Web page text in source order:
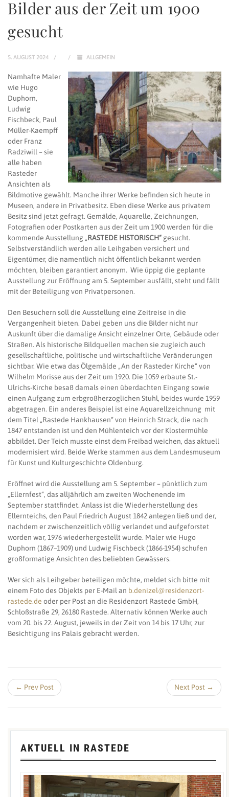
Bilder aus der Zeit um 1900
gesucht
5. AUGUST 2024 ALLGEMEIN
Namhafte Maler
wie Hugo
Duphorn,
Ludwig
Fischbeck, Paul
Müller-Kaempff
oder Franz
Radziwill ­– sie
alle haben
Rasteder
Ansichten als
Bildmotive gewählt. Manche ihrer Werke befinden sich heute in
Museen, andere in Privatbesitz. Eben diese Werke aus privatem
Besitz sind jetzt gefragt. Gemälde, Aquarelle, Zeichnungen,
Fotografien oder Postkarten aus der Zeit um 1900 werden für die
kommende Ausstellung „RASTEDE HISTORISCH“ gesucht.
Selbstverständlich werden alle Leihgaben versichert und
Eigentümer, die namentlich nicht öffentlich bekannt werden
möchten, bleiben garantiert anonym. Wie üppig die geplante
Ausstellung zur Eröffnung am 5. September ausfällt, steht und fällt
mit der Beteiligung von Privatpersonen.
Den Besuchern soll die Ausstellung eine Zeitreise in die
Vergangenheit bieten. Dabei geben uns die Bilder nicht nur
Auskunft über die damalige Ansicht einzelner Orte, Gebäude oder
Straßen. Als historische Bildquellen machen sie zugleich auch
gesellschaftliche, politische und wirtschaftliche Veränderungen
sichtbar. Wie etwa das Ölgemälde „An der Rasteder Kirche“ von
Wilhelm Morisse aus der Zeit um 1920. Die 1059 erbaute St.-
Ulrichs-Kirche besaß damals einen überdachten Eingang sowie
einen Aufgang zum erbgroßherzoglichen Stuhl, beides wurde 1959
abgetragen. Ein anderes Beispiel ist eine Aquarellzeichnung mit
dem Titel „Rastede Hankhausen“ von Heinrich Strack, die nach
1847 entstanden ist und den Mühlenteich vor der Klostermühle
abbildet. Der Teich musste einst dem Freibad weichen, das aktuell
modernisiert wird. Beide Werke stammen aus dem Landesmuseum
für Kunst und Kulturgeschichte Oldenburg.
Eröffnet wird die Ausstellung am 5. September – pünktlich zum
„Ellernfest“, das alljährlich am zweiten Wochenende im
September stattfindet. Anlass ist die Wiederherstellung des
Ellernteichs, den Paul Friedrich August 1842 anlegen ließ und der,
nachdem er zwischenzeitlich völlig verlandet und aufgeforstet
worden war, 1976 wiederhergestellt wurde. Maler wie Hugo
Duphorn (1867–1909) und Ludwig Fischbeck (1866-1954) schufen
großformatige Ansichten des beliebten Gewässers.
Wer sich als Leihgeber beteiligen möchte, meldet sich bitte mit
einem Foto des Objekts per E-Mail an b.denizel@residenzort-
rastede.de oder per Post an die Residenzort Rastede GmbH,
Schloßstraße 29, 26180 Rastede. Alternativ können Werke auch
vom 20. bis 22. August, jeweils in der Zeit von 14 bis 17 Uhr, zur
Besichtigung ins Palais gebracht werden.
← Prev Post Next Post →
AKTUELL IN RASTEDE